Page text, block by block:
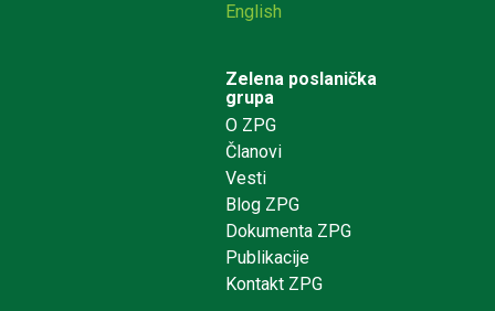
English
Zelena poslanička
grupa
O ZPG
Članovi
Vesti
Blog ZPG
Dokumenta ZPG
Publikacije
Kontakt ZPG